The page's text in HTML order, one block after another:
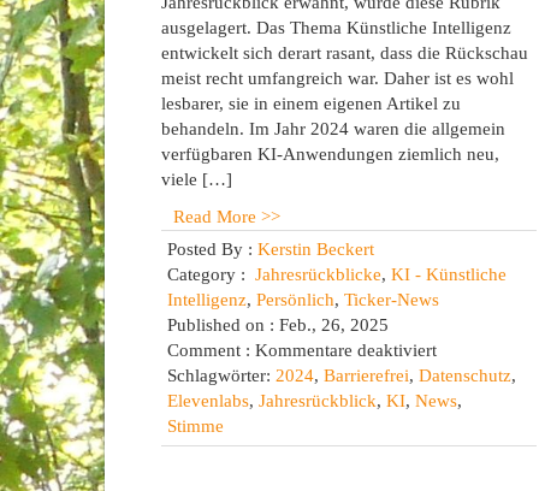
ausgelagert. Das Thema Künstliche Intelligenz
entwickelt sich derart rasant, dass die Rückschau
meist recht umfangreich war. Daher ist es wohl
lesbarer, sie in einem eigenen Artikel zu
behandeln. Im Jahr 2024 waren die allgemein
verfügbaren KI-Anwendungen ziemlich neu,
viele […]
Read More >>
Posted By : Kerstin Beckert
Category : Jahresrückblicke, KI - Künstliche
Intelligenz, Persönlich, Ticker-News
Published on : Feb., 26, 2025
Comment : Kommentare deaktiviertfür
Meine
persönlichen
News
Schlagwörter: 2024, Barrierefrei, Datenschutz,
Elevenlabs, Jahresrückblick, KI, News,
Stimme